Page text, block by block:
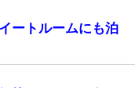
ートルームにも泊